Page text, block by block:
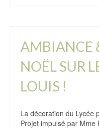
AMBIANCE
NOËL SUR
LOUIS !
La décoration du Lycée
Projet impulsé par Mme